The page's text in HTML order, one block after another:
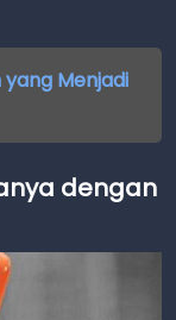
Menjadi
dengan